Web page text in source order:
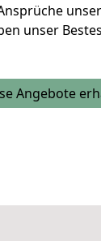
unser
Angebote